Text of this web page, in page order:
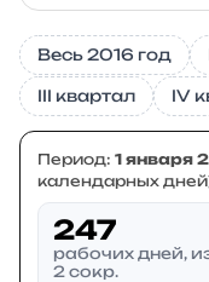
Весь 2016 год
III квартал IV
Период: 1 января
календарных
247
рабочих дней,
2 сокр.